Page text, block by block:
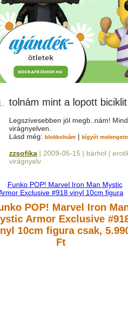
tolnám mint a lopott biciklit
Legszívesebben jól megb..nám!
virágnyelven.
Lásd még: blokkolnám | kígyót
zzsofika | 2009-05-15 | bárhol |
virágnyelv
POP! Marvel Iron
Armor Exclusive
10cm figuracsak,
Ft